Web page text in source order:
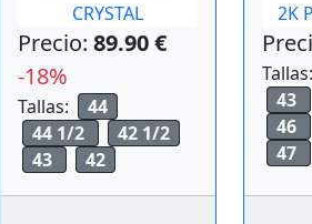
CRYSTAL
Precio: 89.90 €
-18%
Tallas:
44
44 1/2
42 1/2
43
42
2K
Tallas:
43
46
47